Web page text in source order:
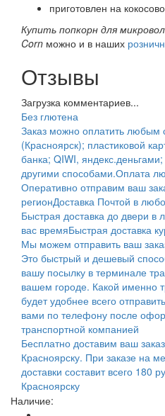
приготовлен на
Купить попкорн для
Corn можно и в наших
Отзывы
Загрузка комментариев...
Без глютена
Заказ можно оплатить
(Красноярск); пластиковой
банка; QIWI,
другими способами.Оплата
Оперативно отправим ваш
регионДоставка Почтой в
Быстрая доставка до двери в
вас времяБыстрая доставка
Мы можем отправить ваш
Это быстрый и дешевый
вашу посылку в терминале
вашем городе. Какой именно
будет удобнее всего
вами по телефону после
транспортной компанией
Бесплатно доставим ваш
Красноярску. При заказе на
доставки составит всего 180
Красноярску
Наличие: